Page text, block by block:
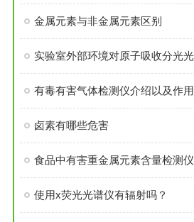
金属元素与非金属元素区别
有毒有害气体检测仪介绍以及作用
卤素有哪些危害
使用x荧光光谱仪有辐射吗？